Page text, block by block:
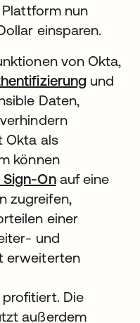
nun
einsparen.
von Okta,
und
Daten,
Okta als
können
Sign-Onauf eine
zugreifen,
einer
und
erweiterten
Die
außerdem